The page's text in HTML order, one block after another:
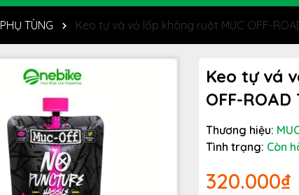
PHỤ TÙNG Keo tự vá vỏ lốp không ruột MUC OFF-
Keo tự vá
OFF-ROAD
Thương hiệu:
Tình trạng: Còn
320.000₫